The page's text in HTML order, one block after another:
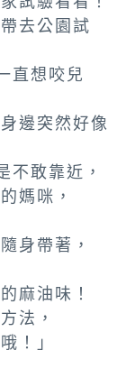
去公園試
直想咬兒
邊突然好像
不敢靠近，
媽咪，
身帶著，
麻油味！
法，
！」